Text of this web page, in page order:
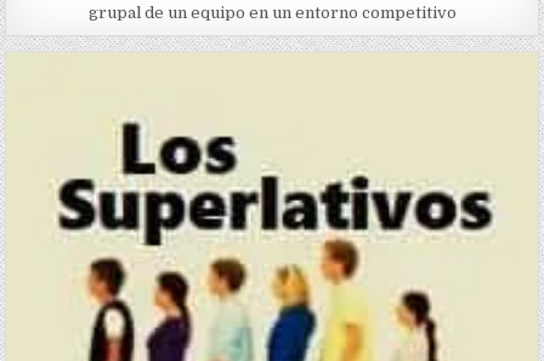
grupal de un equipo en un entorno competitivo